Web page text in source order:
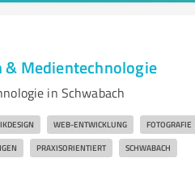
Medientechnologie
in Schwabach
WEB-ENTWICKLUNG FOTOGRAFIE
PRAXISORIENTIERT SCHWABACH